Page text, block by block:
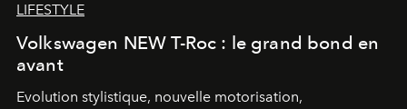
LIFESTYLE
Volkswagen NEW T-Roc : le grand bond en
avant
Evolution stylistique, nouvelle motorisation,